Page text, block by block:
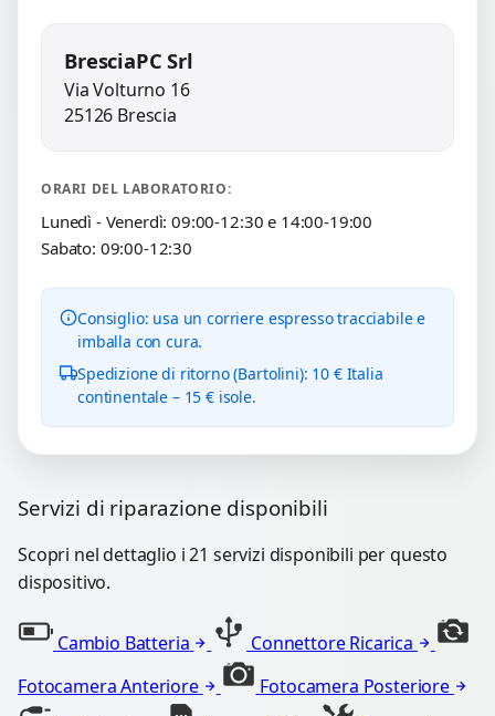
BresciaPC Srl
Via Volturno 16
25126 Brescia
ORARI DEL LABORATORIO:
Lunedì - Venerdì: 09:00-12:30 e 14:00-19:00
Sabato: 09:00-12:30
Consiglio: usa un corriere espresso tracciabile e
imballa con cura.
Spedizione di ritorno (Bartolini): 10 € Italia
continentale – 15 € isole.
Servizi di riparazione disponibili
Scopri nel dettaglio i 21 servizi disponibili per questo
dispositivo.
Cambio Batteria
Connettore Ricarica
Fotocamera Anteriore
Fotocamera Posteriore